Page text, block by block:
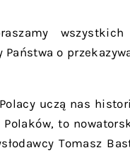
wszystkich
o
uczą nas
to
Tomasz